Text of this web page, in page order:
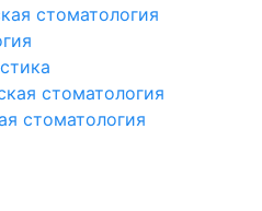
стоматология
стоматология
стоматология